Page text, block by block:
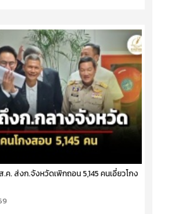
.ค. ส่งก.จังหวัดเพิกถอน 5,145 คนเอี่ยวโกง